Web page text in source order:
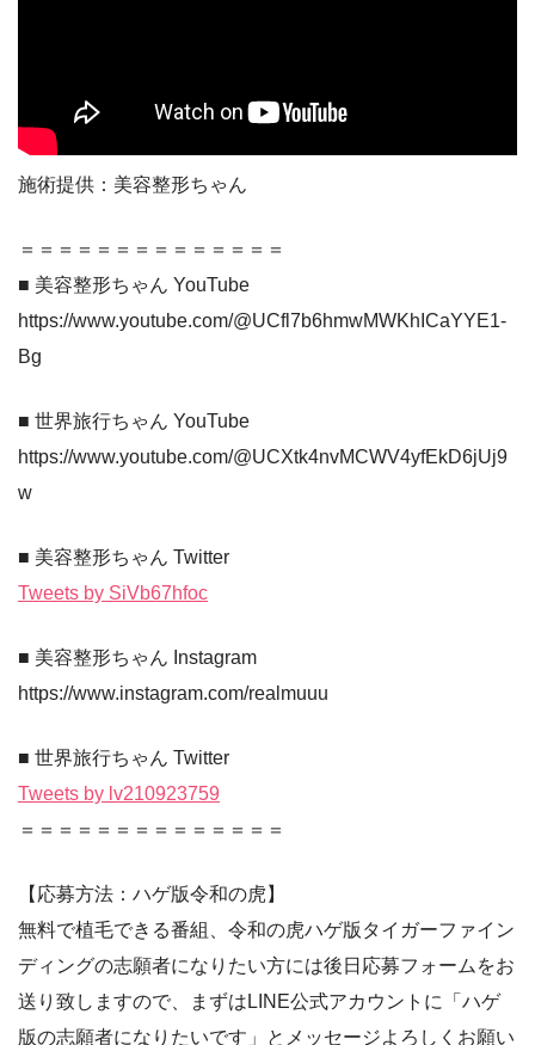
施術提供：美容整形ちゃん
＝＝＝＝＝＝＝＝＝＝＝＝＝＝
■ 美容整形ちゃん YouTube
https://www.youtube.com/@UCfl7b6hmwMWKhICaYYE1-
Bg
■ 世界旅行ちゃん YouTube
https://www.youtube.com/@UCXtk4nvMCWV4yfEkD6jUj9
w
■ 美容整形ちゃん Twitter
Tweets by SiVb67hfoc
■ 美容整形ちゃん Instagram
https://www.instagram.com/realmuuu
■ 世界旅行ちゃん Twitter
Tweets by lv210923759
＝＝＝＝＝＝＝＝＝＝＝＝＝＝
【応募方法：ハゲ版令和の虎】
無料で植毛できる番組、令和の虎ハゲ版タイガーファイン
ディングの志願者になりたい方には後日応募フォームをお
送り致しますので、まずはLINE公式アカウントに「ハゲ
版の志願者になりたいです」とメッセージよろしくお願い